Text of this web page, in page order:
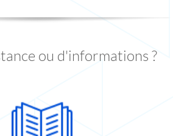
ou d'informations ?